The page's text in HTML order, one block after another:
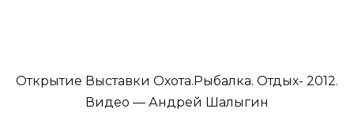
Открытие Выставки Охота.Рыбалка. Отдых- 2012.
Видео — Андрей Шалыгин